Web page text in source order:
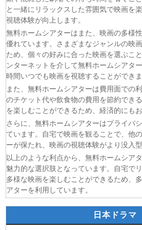
(07/08) しもべの王子様 第6話
(07/08)転生したらスライムだった件 第4
(07/08)金曜ロードショー 動画 2026年
(07/08)Tシャツが乾くまで 第5話
(07/08)リーガルビート ー逆転の法廷
(07/08)乙女怪獣キャラメリゼ 第6話
(07/08)
と一緒にリラックスした雰囲気で映画を
視聴体験が向上します。
無料ホームシアターはまた、映画の多様
優れています。さまざまなジャンルの映
ため、個々の好みに合った映画を選ぶこ
ンターネットを介して無料ホームシアタ
時間いつでも映画を視聴することができま
また、無料ホームシアターは費用面での
のチケット代や飲食物の費用を節約でき
を楽しむことができるため、経済的にもお
さらに、無料ホームシアターはプライバ
ています。自宅で映画を観ることで、他
ーが保たれ、映画の視聴体験がより没入型
以上のような利点から、無料ホームシア
魅力的な選択肢となっています。自宅で
多様な映画を楽しむことができるため、
アターを利用しています。
日本ドラマ